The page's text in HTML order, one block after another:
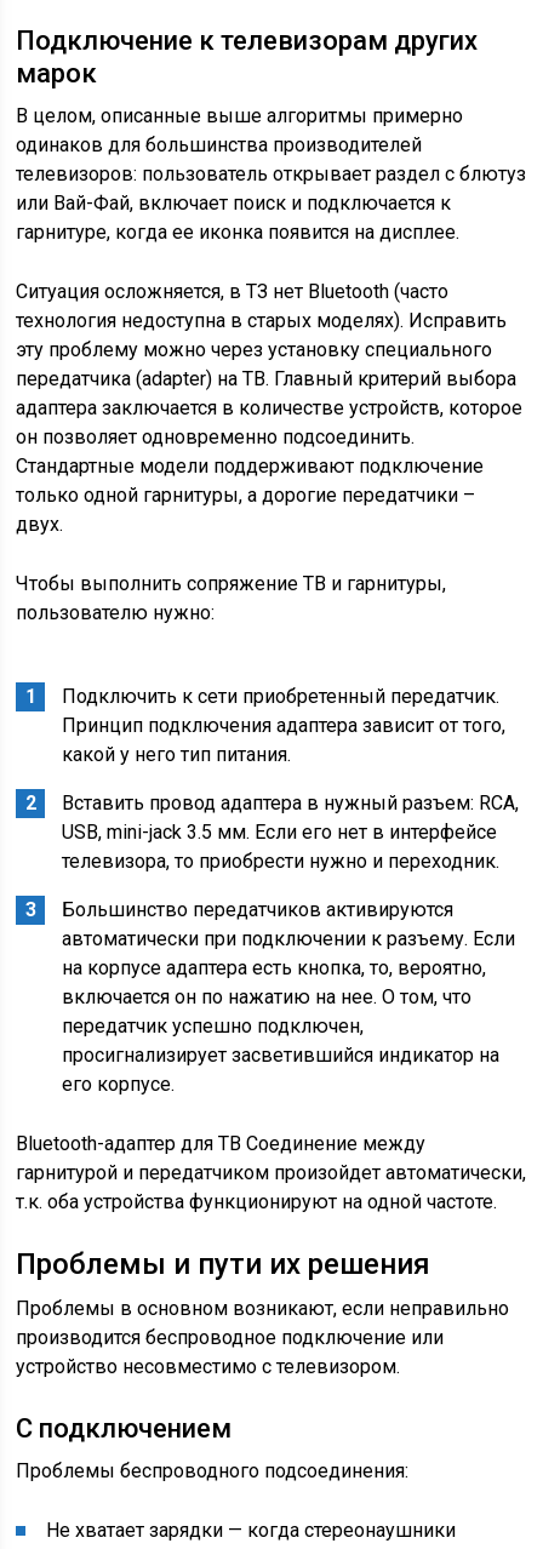
Подключение к телевизорам других
марок
В целом, описанные выше алгоритмы примерно
одинаков для большинства производителей
телевизоров: пользователь открывает раздел с блютуз
или Вай-Фай, включает поиск и подключается к
гарнитуре, когда ее иконка появится на дисплее.
Ситуация осложняется, в ТЗ нет Bluetooth (часто
технология недоступна в старых моделях). Исправить
эту проблему можно через установку специального
передатчика (adapter) на ТВ. Главный критерий выбора
адаптера заключается в количестве устройств, которое
он позволяет одновременно подсоединить.
Стандартные модели поддерживают подключение
только одной гарнитуры, а дорогие передатчики –
двух.
Чтобы выполнить сопряжение ТВ и гарнитуры,
пользователю нужно:
Подключить к сети приобретенный передатчик.
Принцип подключения адаптера зависит от того,
какой у него тип питания.
Вставить провод адаптера в нужный разъем: RCA,
USB, mini-jack 3.5 мм. Если его нет в интерфейсе
телевизора, то приобрести нужно и переходник.
Большинство передатчиков активируются
автоматически при подключении к разъему. Если
на корпусе адаптера есть кнопка, то, вероятно,
включается он по нажатию на нее. О том, что
передатчик успешно подключен,
просигнализирует засветившийся индикатор на
его корпусе.
Bluetooth-адаптер для ТВ Соединение между
гарнитурой и передатчиком произойдет автоматически,
т.к. оба устройства функционируют на одной частоте.
Проблемы и пути их решения
Проблемы в основном возникают, если неправильно
производится беспроводное подключение или
устройство несовместимо с телевизором.
С подключением
Проблемы беспроводного подсоединения:
Не хватает зарядки — когда стереонаушники